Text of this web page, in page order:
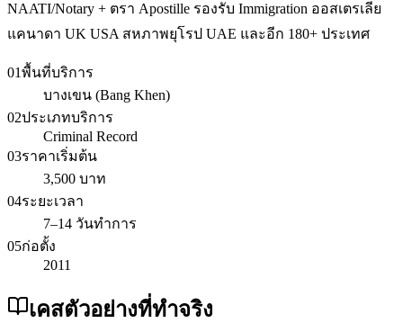
NAATI/Notary + ตรา Apostille รองรับ Immigration ออสเตรเลีย
แคนาดา UK USA สหภาพยุโรป UAE และอีก 180+ ประเทศ
01พื้นที่บริการ
บางเขน (Bang Khen)
02ประเภทบริการ
Criminal Record
03ราคาเริ่มต้น
3,500 บาท
04ระยะเวลา
7–14 วันทำการ
05ก่อตั้ง
2011
เคสตัวอย่างที่ทำจริง